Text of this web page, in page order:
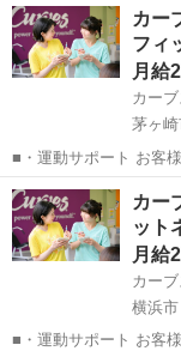
カー
フィ
月給
カー
茅ヶ
■・運動サポート お客
の使い方をアドバイス
どなので、難しい指導
ょう！」といったお声
神奈川 茅ヶ崎市
カー
ット
月給
カー
横浜市
■・運動サポート お客